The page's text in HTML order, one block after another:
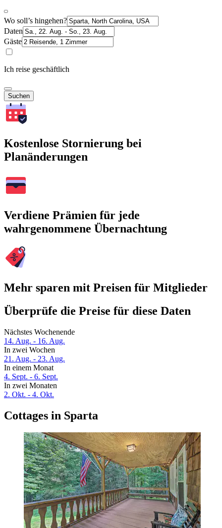
Wo soll’s hingehen?
Daten
Gäste
Ich reise geschäftlich
Suchen
Kostenlose Stornierung bei
Planänderungen
Verdiene Prämien für jede
wahrgenommene Übernachtung
Mehr sparen mit Preisen für Mitglieder
Überprüfe die Preise für diese Daten
Nächstes Wochenende
14. Aug. - 16. Aug.
In zwei Wochen
21. Aug. - 23. Aug.
In einem Monat
4. Sept. - 6. Sept.
In zwei Monaten
2. Okt. - 4. Okt.
Cottages in Sparta